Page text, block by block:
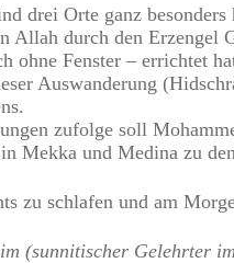
drei Orte ganz
Allah durch den Erzengel
ohne Fenster – errichtet
Auswanderung
zufolge soll
Mekka und Medina zu
zu schlafen und am
(sunnitischer Gelehrter